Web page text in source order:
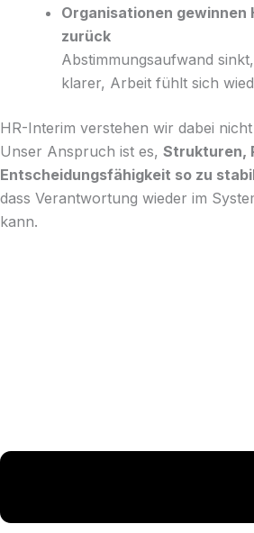
Organisationen gewinnen
zurück
Abstimmungsaufwand
klarer, Arbeit fühlt sich
HR-Interim verstehen wir dabei
Unser Anspruch ist es, Strukturen,
Entscheidungsfähigkeit so zu
dass Verantwortung wieder im
kann.